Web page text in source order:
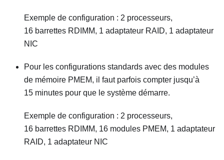
Exemple de configuration : 2 processeurs,
16 barrettes RDIMM, 1 adaptateur RAID, 1 adaptateur
NIC
Pour les configurations standards avec des modules
de mémoire PMEM, il faut parfois compter jusqu’à
15 minutes pour que le système démarre.
Exemple de configuration : 2 processeurs,
16 barrettes RDIMM, 16 modules PMEM, 1 adaptateur
RAID, 1 adaptateur NIC